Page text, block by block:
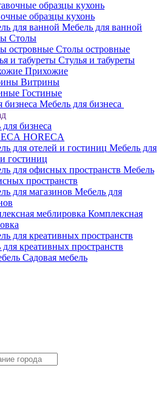
образцы кухонь
Мебель для ванной
Столы
Столы островные
Стулья и табуреты
Прихожие
Витрины
Гостиные
Мебель для бизнеса
бизнеса
HORECA
Мебель для
гостиниц
Мебель
пространств
Мебель для
Комплексная
креативных пространств
Садовая мебель